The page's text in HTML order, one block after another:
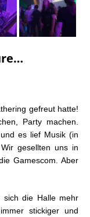
gefreut hatte!
Party machen.
es lief Musik (in
gesellten uns in
Gamescom. Aber
sich die Halle mehr
stickiger und